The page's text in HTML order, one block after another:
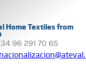
Home Textiles from
96 291 70 65